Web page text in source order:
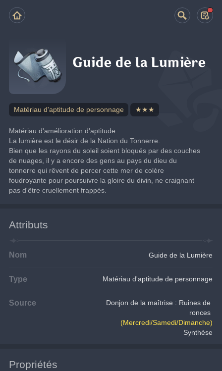
Guide de la Lumière
Matériau d'aptitude de personnage ★★★
Matériau d'amélioration d'aptitude.
La lumière est le désir de la Nation du Tonnerre.
Bien que les rayons du soleil soient bloqués par des couches
de nuages, il y a encore des gens au pays du dieu du
tonnerre qui rêvent de percer cette mer de colère
foudroyante pour poursuivre la gloire du divin, ne craignant
pas d'être cruellement frappés.
Attributs
Nom Guide de la Lumière
Type Matériau d'aptitude de personnage
Source
Donjon de la maîtrise : Ruines de
ronces
(Mercredi/Samedi/Dimanche)
Synthèse
Propriétés